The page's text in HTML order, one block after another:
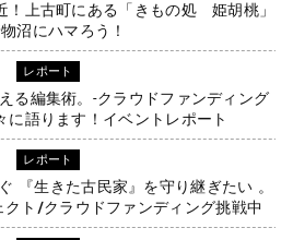
！上古町にある「きもの処 姫胡桃」
沼にハマろう！
レポート
る編集術。-クラウドファンディング
に語ります！イベントレポート
レポート
『生きた古民家』を守り継ぎたい 。
ト/クラウドファンディング挑戦中